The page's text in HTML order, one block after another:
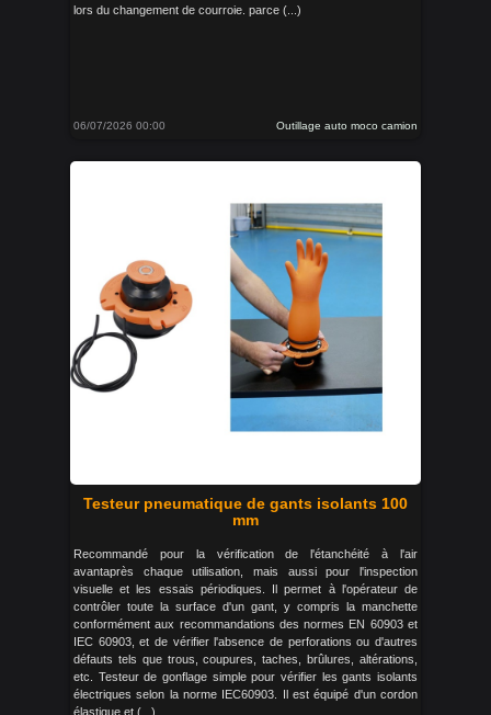
lors du changement de courroie. parce (...)
06/07/2026 00:00 Outillage auto moco camion
Testeur pneumatique de gants isolants 100
mm
Recommandé pour la vérification de l'étanchéité à l'air
avantaprès chaque utilisation, mais aussi pour l'inspection
visuelle et les essais périodiques. Il permet à l'opérateur de
contrôler toute la surface d'un gant, y compris la manchette
conformément aux recommandations des normes EN 60903 et
IEC 60903, et de vérifier l'absence de perforations ou d'autres
défauts tels que trous, coupures, taches, brûlures, altérations,
etc. Testeur de gonflage simple pour vérifier les gants isolants
électriques selon la norme IEC60903. Il est équipé d'un cordon
élastique et (...)